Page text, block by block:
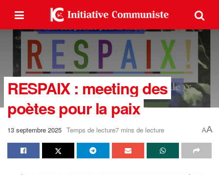
RESPAIX : meeting des
poètes pour la paix
13 septembre 2025 Temps de lecture7 mins de lecture AA